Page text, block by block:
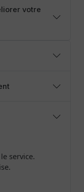
votre
service.